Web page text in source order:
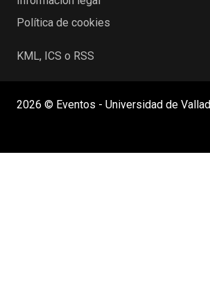
Política de cookies
KML, ICS o RSS
2026 © Eventos - Universidad de